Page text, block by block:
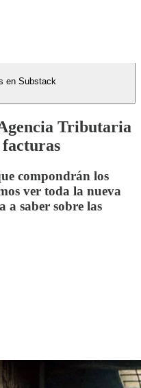
en Substack
Tributaria
compondrán los
ver toda la nueva
a saber sobre las